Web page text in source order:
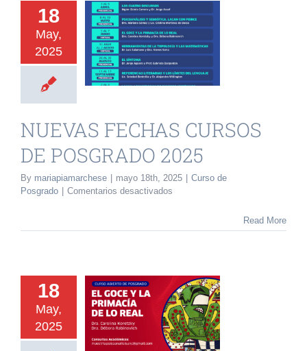
18
May,
2025
FECHAS
DE
2025
NUEVAS FECHAS CURSOS
DE POSGRADO 2025
By mariapiamarchese mayo 18th, 2025
Curso de
Posgrado
Comentarios desactivados
CURSOS
Read More
18
May,
2025
EL
Y LA